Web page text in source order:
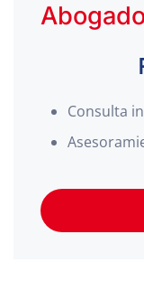
Consulta